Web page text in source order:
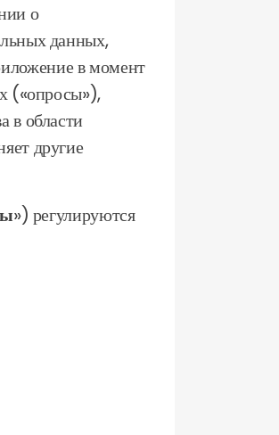
о
данных,
в момент
(«опросы»),
в области
другие
») регулируются